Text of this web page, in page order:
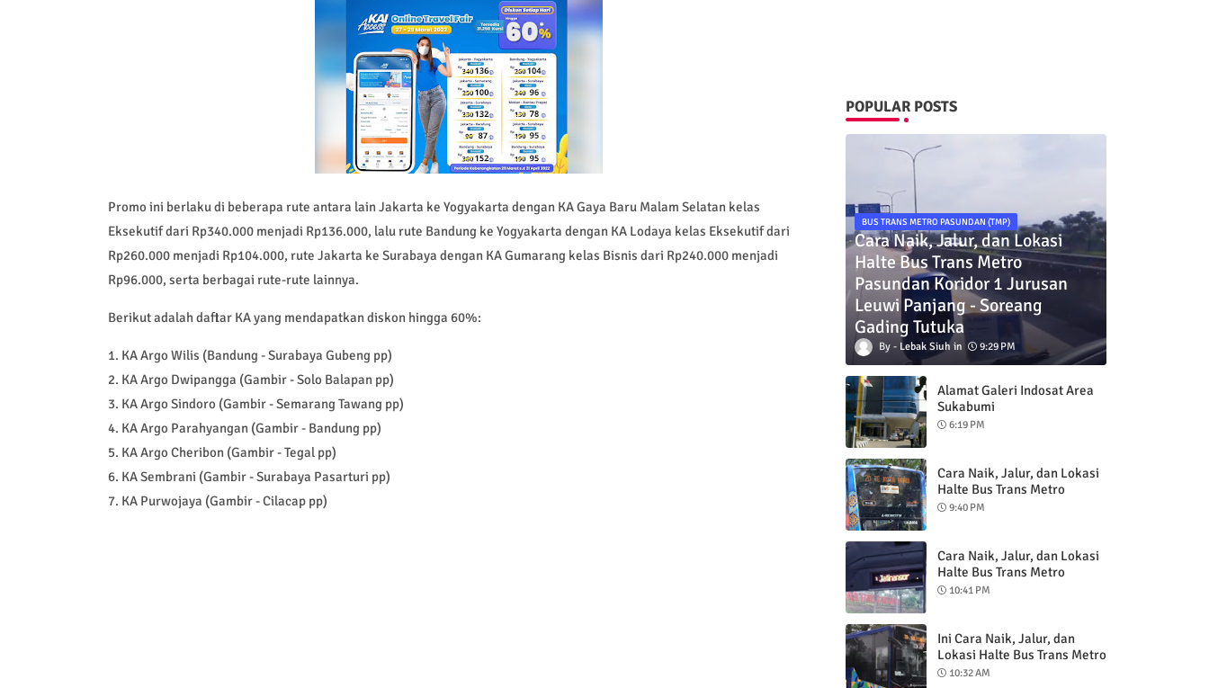
Promo ini berlaku di beberapa rute antara lain Jakarta ke Yogyakarta dengan KA Gaya Baru Malam Selatan kelas
Eksekutif dari Rp340.000 menjadi Rp136.000, lalu rute Bandung ke Yogyakarta dengan KA Lodaya kelas Eksekutif dari
Rp260.000 menjadi Rp104.000, rute Jakarta ke Surabaya dengan KA Gumarang kelas Bisnis dari Rp240.000 menjadi
Rp96.000, serta berbagai rute-rute lainnya.
Berikut adalah daftar KA yang mendapatkan diskon hingga 60%:
1. KA Argo Wilis (Bandung - Surabaya Gubeng pp)
2. KA Argo Dwipangga (Gambir - Solo Balapan pp)
3. KA Argo Sindoro (Gambir - Semarang Tawang pp)
4. KA Argo Parahyangan (Gambir - Bandung pp)
5. KA Argo Cheribon (Gambir - Tegal pp)
6. KA Sembrani (Gambir - Surabaya Pasarturi pp)
7. KA Purwojaya (Gambir - Cilacap pp)
POPULAR POSTS
BUS TRANS METRO PASUNDAN (TMP)
Cara Naik, Jalur, dan Lokasi
Halte Bus Trans Metro
Pasundan Koridor 1 Jurusan
Leuwi Panjang - Soreang
Gading Tutuka
Lebak Siuh 9:29 PM
Alamat Galeri Indosat Area
Sukabumi
6:19 PM
Cara Naik, Jalur, dan Lokasi
Halte Bus Trans Metro
Pasundan Koridor 2 Jurusan
9:40 PM
Cara Naik, Jalur, dan Lokasi
Halte Bus Trans Metro
Pasundan Koridor 5 Jurusan
10:41 PM
Ini Cara Naik, Jalur, dan
Lokasi Halte Bus Trans Metro
Pasundan Koridor 3 Jurusan
10:32 AM